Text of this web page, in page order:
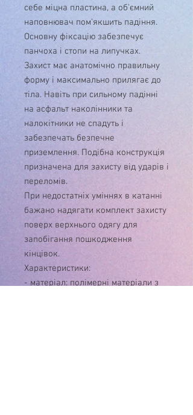
себе міцна пластина, а об'ємний
наповнювач пом'якшить падіння.
Основну фіксацію забезпечує
панчоха і стопи на липучках.
Захист має анатомічно правильну
форму і максимально прилягає до
тіла. Навіть при сильному падінні
на асфальт наколінники та
налокітники не спадуть і
забезпечать безпечне
приземлення. Подібна конструкція
призначена для захисту від ударів і
переломів.
При недостатніх уміннях в катанні
бажано надягати комплект захисту
поверх верхнього одягу для
запобігання пошкодження
кінцівок.
Характеристики:
- матеріал: полімерні матеріали з